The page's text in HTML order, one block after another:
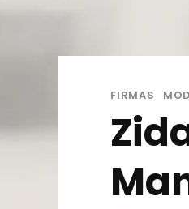
FIRMAS